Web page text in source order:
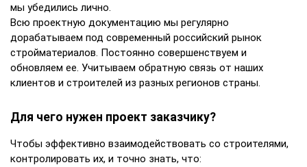
мы убедились лично.
Всю проектную документацию мы регулярно
дорабатываем под современный российский рынок
стройматериалов. Постоянно совершенствуем и
обновляем ее. Учитываем обратную связь от наших
клиентов и строителей из разных регионов страны.
Для чего нужен проект заказчику?
Чтобы эффективно взаимодействовать со строителями,
контролировать их, и точно знать, что: